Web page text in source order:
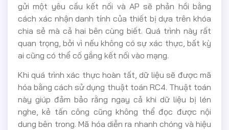
gửi một yêu cầu kết nối và AP sẽ phản hồi bằng
cách xác nhận danh tính của thiết bị dựa trên khóa
chia sẻ mà cả hai bên cùng biết. Quá trình này rất
quan trọng, bởi vì nếu không có sự xác thực, bất kỳ
ai cũng có thể cố gắng kết nối vào mạng.
Khi quá trình xác thực hoàn tất, dữ liệu sẽ được mã
hóa bằng cách sử dụng thuật toán RC4. Thuật toán
này giúp đảm bảo rằng ngay cả khi dữ liệu bị lén
nghe, kẻ tấn công cũng không thể đọc được nội
dung bên trong. Mã hóa diễn ra nhanh chóng và hiệu